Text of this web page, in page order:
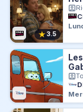
★3.5